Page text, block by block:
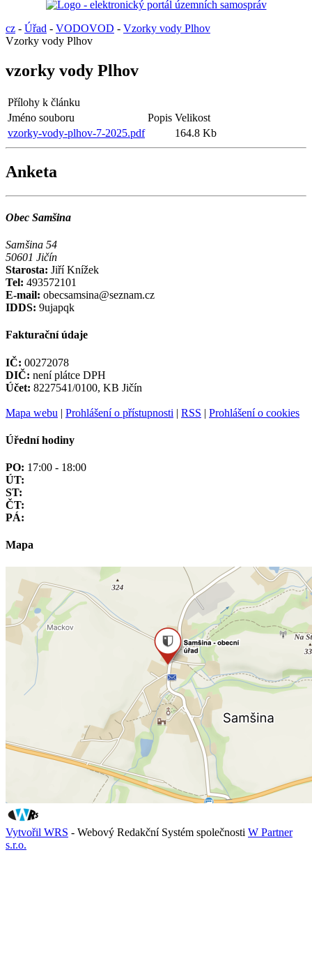
cz - Úřad - VODOVOD - Vzorky vody Plhov
Vzorky vody Plhov
vzorky vody Plhov
Přílohy k článku
Jméno souboru
Popis Velikost
vzorky-vody-plhov-7-2025.pdf
164.8 Kb
Anketa
Obec Samšina
Samšina 54
50601 Jičín
Starosta: Jiří Knížek
Tel: 493572101
E-mail: obecsamsina@seznam.cz
IDDS: 9ujapqk
Fakturační údaje
IČ: 00272078
DIČ: není plátce DPH
Účet: 8227541/0100, KB Jičín
Mapa webu | Prohlášení o přístupnosti | RSS | Prohlášení o cookies
Úřední hodiny
PO: 17:00 - 18:00
ÚT:
ST:
ČT:
PÁ:
Mapa
Vytvořil WRS - Webový Redakční Systém společnosti W Partner
s.r.o.